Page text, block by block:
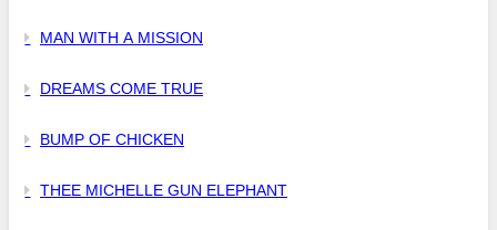
MAN WITH A MISSION
DREAMS COME TRUE
BUMP OF CHICKEN
THEE MICHELLE GUN ELEPHANT